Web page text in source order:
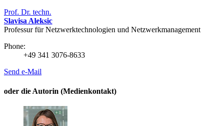
Prof. Dr. techn.
Slavisa Aleksic
Professur für Netzwerktechnologien und Netzwerkmanagement
Phone:
+49 341 3076-8633
Send e-Mail
oder die Autorin (Medienkontakt)